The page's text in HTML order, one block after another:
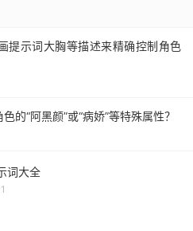
提示词大胸等描述来精确控制角色
的“阿黑颜”或“病娇”等特殊属性？
词大全